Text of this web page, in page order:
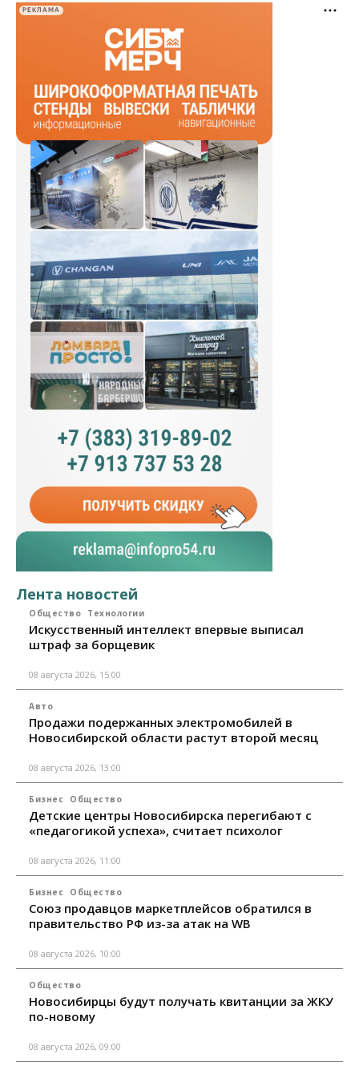
РЕКЛАМА
Лента новостей
Общество Технологии
Искусственный интеллект впервые выписал
штраф за борщевик
08 августа 2026, 15:00
Авто
Продажи подержанных электромобилей в
Новосибирской области растут второй месяц
08 августа 2026, 13:00
Бизнес Общество
Детские центры Новосибирска перегибают с
«педагогикой успеха», считает психолог
08 августа 2026, 11:00
Бизнес Общество
Союз продавцов маркетплейсов обратился в
правительство РФ из-за атак на WB
08 августа 2026, 10:00
Общество
Новосибирцы будут получать квитанции за ЖКУ
по-новому
08 августа 2026, 09:00